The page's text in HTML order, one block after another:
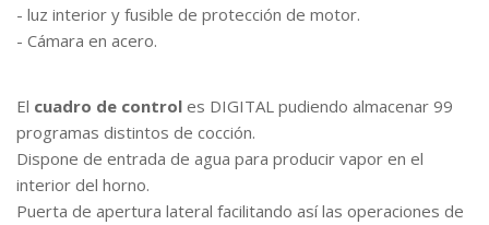
- luz interior y fusible de protección de motor.
- Cámara en acero.
El cuadro de control es DIGITAL pudiendo almacenar 99
programas distintos de cocción.
Dispone de entrada de agua para producir vapor en el
interior del horno.
Puerta de apertura lateral facilitando así las operaciones de